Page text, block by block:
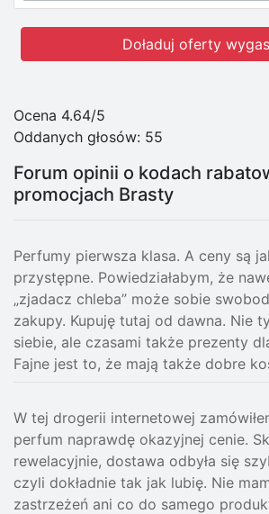
Doładuj oferty
Ocena 4.64/5
Oddanych głosów: 55
Forum opinii o kodach
promocjach Brasty
Perfumy pierwsza klasa. A ceny są
przystępne. Powiedziałabym, że
„zjadacz chleba” może sobie
zakupy. Kupuję tutaj od dawna. Nie
siebie, ale czasami także prezenty
Fajne jest to, że mają także dobre
W tej drogerii internetowej
perfum naprawdę okazyjnej cenie.
rewelacyjnie, dostawa odbyła się
czyli dokładnie tak jak lubię. Nie
zastrzeżeń ani co do samego